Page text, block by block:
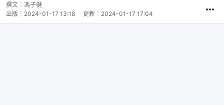
撰文： 馮子健
出版： 2024-01-17 13:18 更新： 2024-01-17 17:04